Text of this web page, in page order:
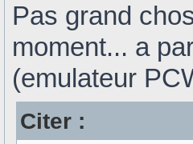
Pas grand
moment... a
(emulateur
Citer :